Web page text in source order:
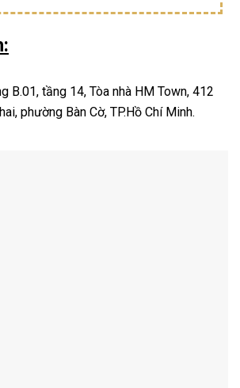
B.01, tầng 14, Tòa nhà HM Town, 412
phường Bàn Cờ, TP.Hồ Chí Minh.